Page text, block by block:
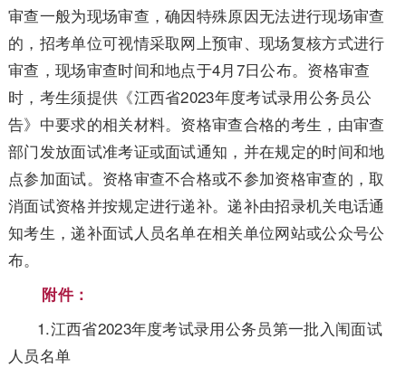
审查一般为现场审查，确因特殊原因无法进行现场审查
的，招考单位可视情采取网上预审、现场复核方式进行
审查，现场审查时间和地点于4月7日公布。资格审查
时，考生须提供《江西省2023年度考试录用公务员公
告》中要求的相关材料。资格审查合格的考生，由审查
部门发放面试准考证或面试通知，并在规定的时间和地
点参加面试。资格审查不合格或不参加资格审查的，取
消面试资格并按规定进行递补。递补由招录机关电话通
知考生，递补面试人员名单在相关单位网站或公众号公
布。
附件：
1.江西省2023年度考试录用公务员第一批入闱面试
人员名单